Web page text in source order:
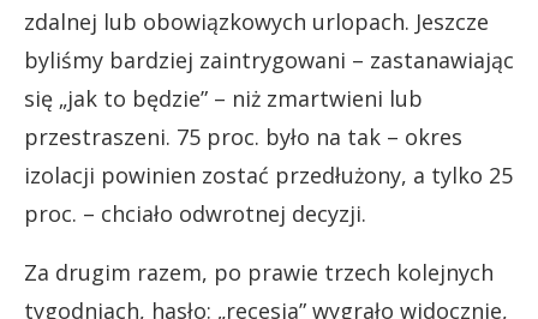
zdalnej lub obowiązkowych urlopach. Jeszcze
byliśmy bardziej zaintrygowani – zastanawiając
się „jak to będzie” – niż zmartwieni lub
przestraszeni. 75 proc. było na tak – okres
izolacji powinien zostać przedłużony, a tylko 25
proc. – chciało odwrotnej decyzji.
Za drugim razem, po prawie trzech kolejnych
tygodniach, hasło: „recesja” wygrało widocznie,